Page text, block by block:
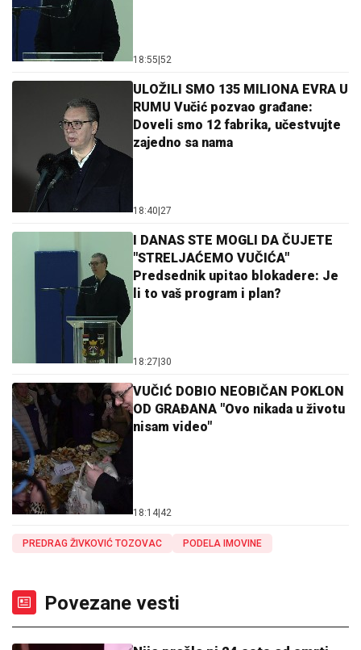
18:55|52
ULOŽILI SMO 135 MILIONA EVRA U
RUMU Vučić pozvao građane:
Doveli smo 12 fabrika, učestvujte
zajedno sa nama
18:40|27
I DANAS STE MOGLI DA ČUJETE
"STRELJAĆEMO VUČIĆA"
Predsednik upitao blokadere: Je
li to vaš program i plan?
18:27|30
VUČIĆ DOBIO NEOBIČAN POKLON
OD GRAĐANA "Ovo nikada u životu
nisam video"
18:14|42
PREDRAG ŽIVKOVIĆ TOZOVAC PODELA IMOVINE
Povezane vesti